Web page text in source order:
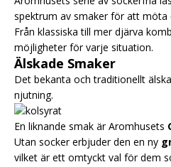
spektrum av smaker för att möta
Från klassiska till mer djärva
möjligheter för varje situation.
Älskade Smaker
Det bekanta och traditionellt
njutning.
En liknande smak är Aromhusets
Utan socker erbjuder den en ny
vilket är ett omtyckt val för dem